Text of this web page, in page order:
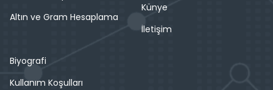
Altın ve Gram Hesaplama
Künye
İletişim
Biyografi
Kullanım Koşulları